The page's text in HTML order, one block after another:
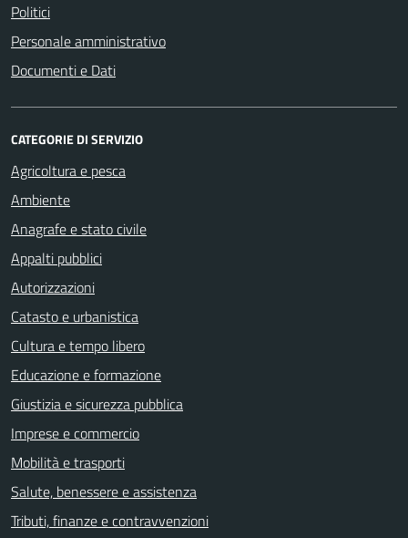
Politici
Personale amministrativo
Documenti e Dati
CATEGORIE DI SERVIZIO
Agricoltura e pesca
Ambiente
Anagrafe e stato civile
Appalti pubblici
Autorizzazioni
Catasto e urbanistica
Cultura e tempo libero
Educazione e formazione
Giustizia e sicurezza pubblica
Imprese e commercio
Mobilità e trasporti
Salute, benessere e assistenza
Tributi, finanze e contravvenzioni